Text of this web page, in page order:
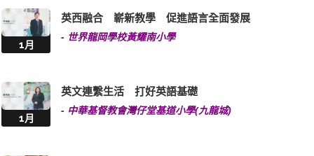
1月
英西融合 嶄新教學 促進語言全面發展
- 世界龍岡學校黃耀南小學
1月
英文連繫生活 打好英語基礎
- 中華基督教會灣仔堂基道小學(九龍城)